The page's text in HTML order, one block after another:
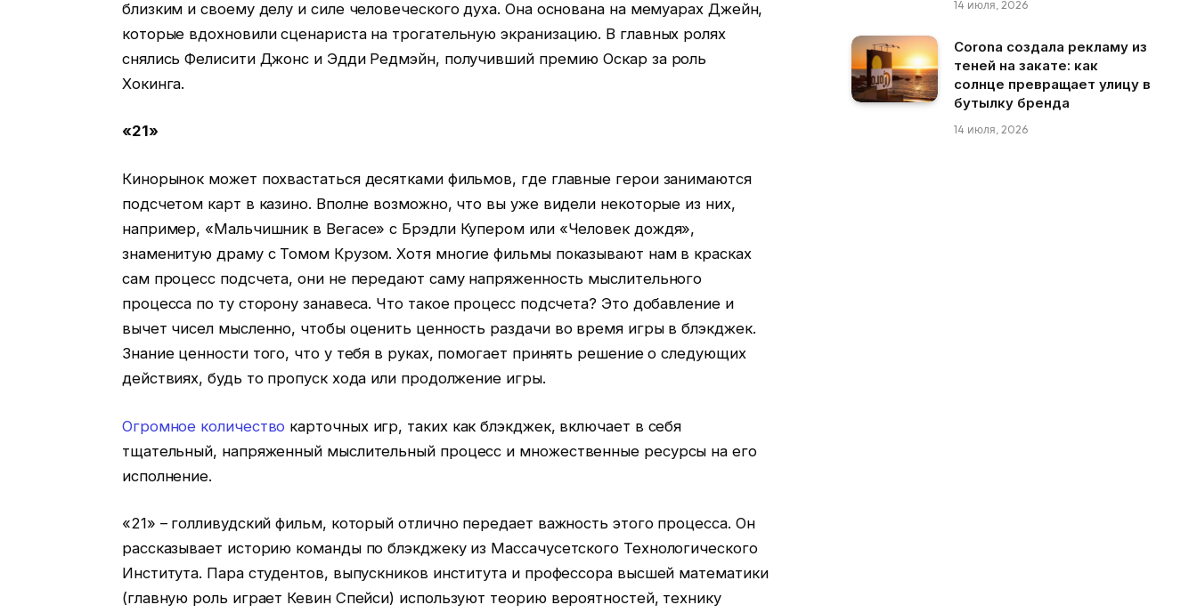
близким и своему делу и силе человеческого духа. Она основана на мемуарах Джейн,
которые вдохновили сценариста на трогательную экранизацию. В главных ролях
снялись Фелисити Джонс и Эдди Редмэйн, получивший премию Оскар за роль
Хокинга.
«21»
Кинорынок может похвастаться десятками фильмов, где главные герои занимаются
подсчетом карт в казино. Вполне возможно, что вы уже видели некоторые из них,
например, «Мальчишник в Вегасе» с Брэдли Купером или «Человек дождя»,
знаменитую драму с Томом Крузом. Хотя многие фильмы показывают нам в красках
сам процесс подсчета, они не передают саму напряженность мыслительного
процесса по ту сторону занавеса. Что такое процесс подсчета? Это добавление и
вычет чисел мысленно, чтобы оценить ценность раздачи во время игры в блэкджек.
Знание ценности того, что у тебя в руках, помогает принять решение о следующих
действиях, будь то пропуск хода или продолжение игры.
Огромное количество карточных игр, таких как блэкджек, включает в себя
тщательный, напряженный мыслительный процесс и множественные ресурсы на его
исполнение.
«21» – голливудский фильм, который отлично передает важность этого процесса. Он
рассказывает историю команды по блэкджеку из Массачусетского Технологического
Института. Пара студентов, выпускников института и профессора высшей математики
(главную роль играет Кевин Спейси) используют теорию вероятностей, технику
14 июля, 2026
Corona создала рекламу из
теней на закате: как
солнце превращает улицу в
бутылку бренда
14 июля, 2026